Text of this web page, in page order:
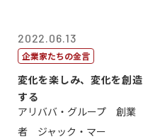
2022.06.13
企業家たちの金言
変化を楽しみ、変化を創造
する
アリババ・グループ 創業
者 ジャック・マー